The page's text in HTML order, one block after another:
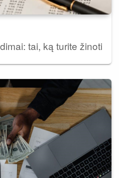
tai, ką turite žinoti